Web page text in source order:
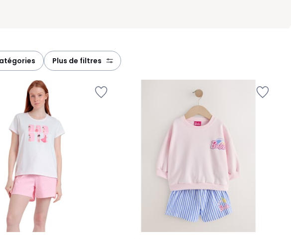
catégories plus de filtres